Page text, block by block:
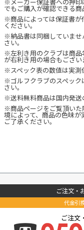
※メーカー保証書への押印
でもご購入が確認できる商
※商品によっては保証書が
ください。
※納品書は同梱していま
さい。
※左利き用のクラブは商品
が右利き用の場合もござい
※スペック表の数値は実測
※ゴルフクラブのスペック
さい。
※送料無料商品は国内発送
※商品ページをご覧頂いた
境によって、商品の色味
ご了承ください。
ご注文・
代金引
ご注文